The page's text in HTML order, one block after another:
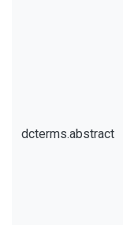
dcterms.abstract